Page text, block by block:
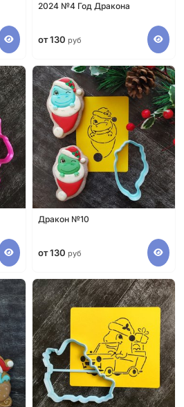
2024 №4 Год Дракона
от 130 руб
Дракон №10
от 130 руб